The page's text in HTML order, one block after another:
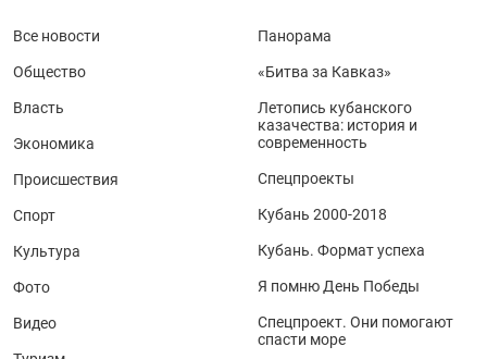
Все новости
Общество
Власть
Экономика
Происшествия
Спорт
Культура
Фото
Видео
Панорама
«Битва за Кавказ»
Летопись кубанского
казачества: история и
современность
Спецпроекты
Кубань 2000-2018
Кубань. Формат успеха
Я помню День Победы
Спецпроект. Они помогают
спасти море